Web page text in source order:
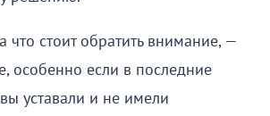
что стоит обратить внимание, —
особенно если в последние
уставали и не имели